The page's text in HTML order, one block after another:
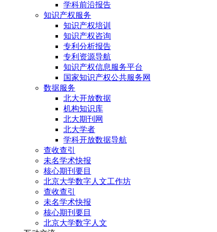
学科前沿报告
知识产权服务
知识产权培训
知识产权咨询
专利分析报告
专利资源导航
知识产权信息服务平台
国家知识产权公共服务网
数据服务
北大开放数据
机构知识库
北大期刊网
北大学者
学科开放数据导航
查收查引
未名学术快报
核心期刊要目
北京大学数字人文工作坊
查收查引
未名学术快报
核心期刊要目
北京大学数字人文